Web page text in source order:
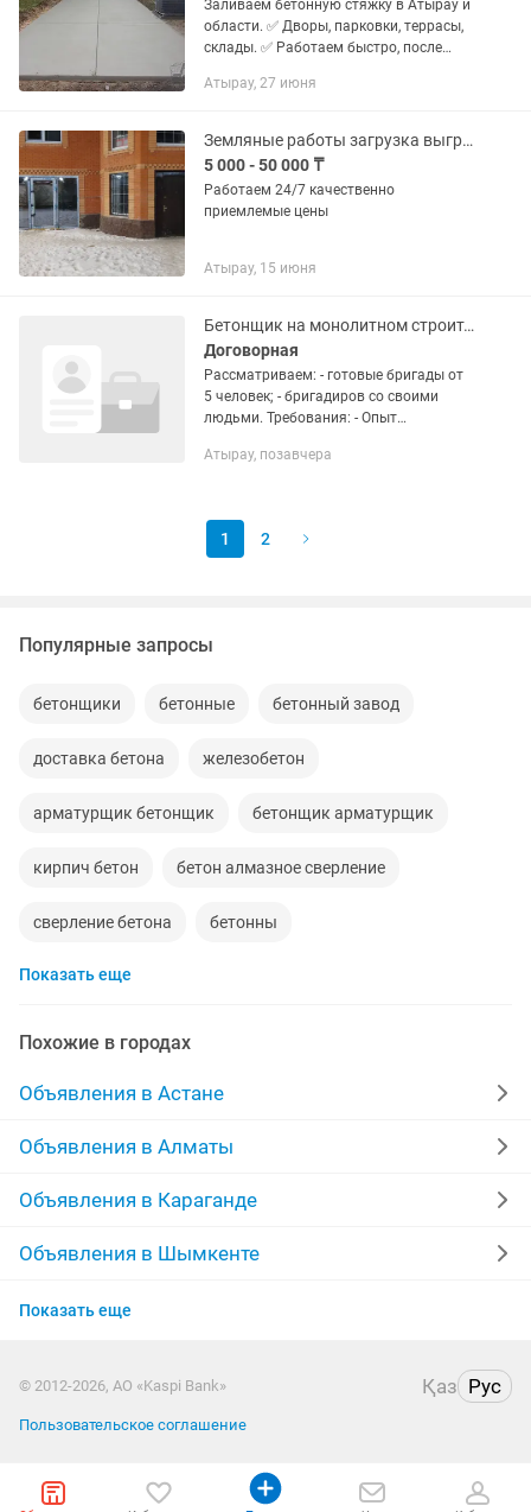
Заливаем бетонную стяжку в Атырау и
области. ✅ Дворы, парковки, террасы,
склады. ✅ Работаем быстро, после
работы более 10 лет. Забудьте о
Атырау, 27 июня
Земляные работы загрузка выгрузка грузов демонтаж бетонные работы
5 000 - 50 000 ₸
Работаем 24/7 качественно
приемлемые цены
Атырау, 15 июня
Бетонщик на монолитном строительстве
Договорная
Рассматриваем: - готовые бригады от
5 человек; - бригадиров со своими
людьми. Требования: - Опыт
работ; - Ответственное отношение к
Атырау, позавчера
1 2
Популярные запросы
бетонщики бетонные бетонный завод
доставка бетона железобетон
арматурщик бетонщик бетонщик арматурщик
кирпич бетон бетон алмазное сверление
сверление бетона бетонны
аренда бетонмешалка
Показать еще
Похожие в городах
Объявления в Астане
Объявления в Алматы
Объявления в Караганде
Объявления в Шымкенте
Объявления в Усть-Каменогорске
Объявления в Костанае
Показать еще
© 2012-2026, АО «Kaspi Bank» Қаз Рус
Пользовательское соглашение